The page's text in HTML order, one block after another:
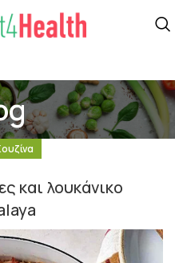
και λουκάνικο